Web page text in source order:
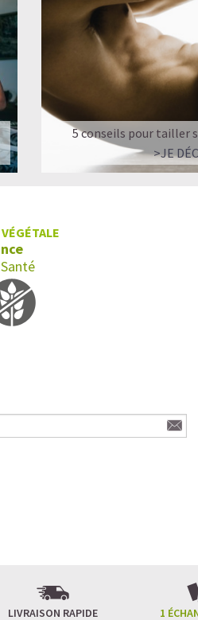
5 conseils pour tailler
>JE
LIVRAISON RAPIDE
1